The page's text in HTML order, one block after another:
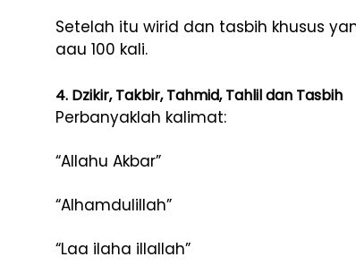
Setelah itu wirid dan tasbih khusus
aau 100 kali.
4. Dzikir, Takbir, Tahmid, Tahlil dan Tasbih
Perbanyaklah kalimat:
“Allahu Akbar”
“Alhamdulillah”
“Laa ilaha illallah”